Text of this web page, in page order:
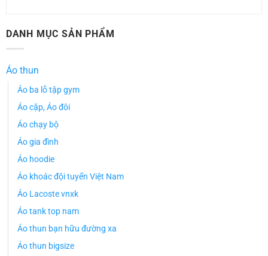
DANH MỤC SẢN PHẨM
Áo thun
Áo ba lỗ tập gym
Áo cặp, Áo đôi
Áo chạy bộ
Áo gia đình
Áo hoodie
Áo khoác đội tuyển Việt Nam
Áo Lacoste vnxk
Áo tank top nam
Áo thun bạn hữu đường xa
Áo thun bigsize